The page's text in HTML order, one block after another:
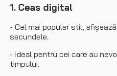
1. Ceas digital
- Cel mai popular stil,
secundele.
- Ideal pentru cei care au
timpului.